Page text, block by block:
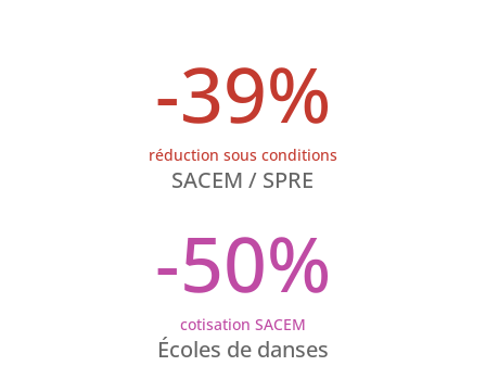
-39%
réduction sous conditions
SACEM / SPRE
-50%
cotisation SACEM
Écoles de danses